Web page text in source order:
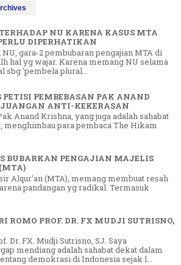
NU KARENA KASUS MTA
DIPERHATIKAN
gara-2 pembubaran pengajian MTA di
hal yg wajar. Karena memang NU selama
sbg 'pembela plural...
PEMBEBASAN PAK ANAND
ANTI-KEKERASAN
Anand Krishna, yang juga adalah sahabat
menghimbau para pembaca The Hikam
BUBARKAN PENGAJIAN MAJELIS
Alqur'an (MTA), memang membuat resah
pandangan yg radikal. Termasuk
ROMO PROF. DR. FX MUDJI SUTRISNO,
Dr. FX. Mudji Sutrisno, SJ. Saya
mendiang adalah sahabat dekat dalam
demokrasi di Indonesia sejak l...